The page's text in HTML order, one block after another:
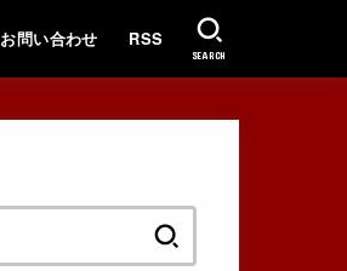
お問い合わせ RSS
SEARCH